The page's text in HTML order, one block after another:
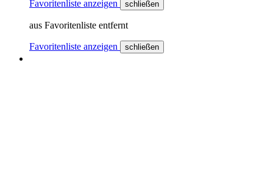
Favoritenliste anzeigen schließen
aus Favoritenliste entfernt
Favoritenliste anzeigen schließen